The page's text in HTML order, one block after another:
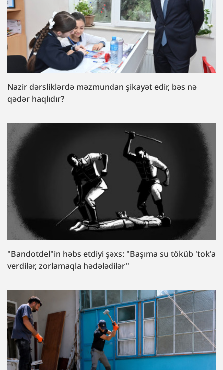
Nazir dərsliklərdə məzmundan şikayət edir, bəs nə
qədər haqlıdır?
"Bandotdel"in həbs etdiyi şəxs: "Başıma su töküb 'tok'a
verdilər, zorlamaqla hədələdilər"